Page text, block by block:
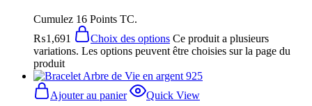
Cumulez 16 Points TC.
₨1,691 Choix des options Ce produit a plusieurs
variations. Les options peuvent être choisies sur la page du
produit
Ajouter au panier Quick View